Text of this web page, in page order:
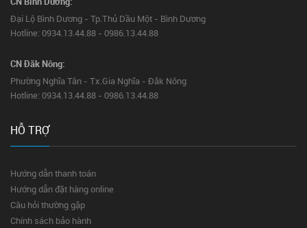
Đại Lộ Bình Dương - Tp.Thủ Dầu Một - Bình Dương
Hotline: 0934.13.44.88 - 0986.13.44.88
CN Đăk Nông:
Phường Nghĩa Tân - Tx.Gia Nghĩa - Đăk Nông
Hotline: 0934.13.44.88 - 0986.13.44.88
HỖ TRỢ
Hướng dẫn thanh toán
Hướng dẫn đặt hàng online
Câu hỏi thường gặp
Chính sách bảo hành